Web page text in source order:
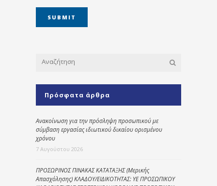
Πρόσφατα άρθρα
Ανακοίνωση για την πρόσληψη προσωπικού με
σύμβαση εργασίας ιδιωτικού δικαίου ορισμένου
χρόνου
7 Αυγούστου 2026
ΠΡΟΣΩΡΙΝΟΣ ΠΙΝΑΚΑΣ ΚΑΤΑΤΑΞΗΣ (Μερικής
Απασχόλησης) ΚΛΑΔΟΥ/ΕΙΔΙΚΟΤΗΤΑΣ: ΥΕ ΠΡΟΣΩΠΙΚΟΥ